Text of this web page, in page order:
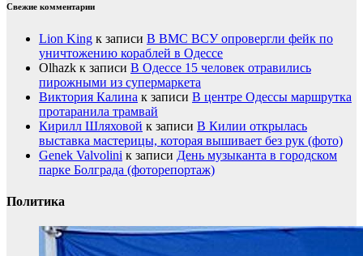
Свежие комментарии
Lion King к записи В ВМС ВСУ опровергли фейк по
уничтожению кораблей в Одессе
Olhazk к записи В Одессе 15 человек отравились
пирожными из супермаркета
Виктория Калина к записи В центре Одессы маршрутка
протаранила трамвай
Кирилл Шляховой к записи В Килии открылась
выставка мастерицы, которая вышивает без рук (фото)
Genek Valvolini к записи День музыканта в городском
парке Болграда (фоторепортаж)
Политика